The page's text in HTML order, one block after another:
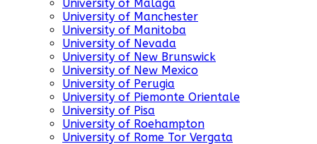
University of Malaga
University of Manchester
University of Manitoba
University of Nevada
University of New Brunswick
University of New Mexico
University of Perugia
University of Piemonte Orientale
University of Pisa
University of Roehampton
University of Rome Tor Vergata